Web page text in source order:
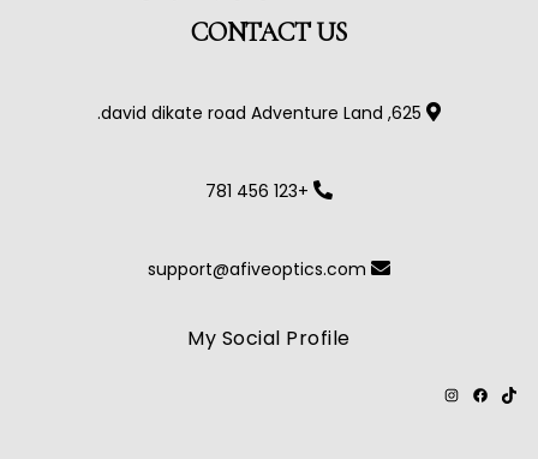
CONTACT US
625, david dikate road Adventure Land.
+123 456 781
support@afiveoptics.com
My Social Profile